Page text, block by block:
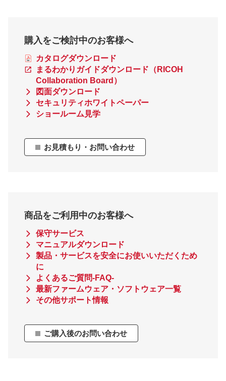
購入をご検討中のお客様へ
カタログダウンロード
まるわかりガイドダウンロード（RICOH
Collaboration Board）
図面ダウンロード
セキュリティホワイトペーパー
ショールーム見学
お見積もり・お問い合わせ
商品をご利用中のお客様へ
保守サービス
マニュアルダウンロード
製品・サービスを安全にお使いいただくため
に
よくあるご質問-FAQ-
最新ファームウェア・ソフトウェア一覧
その他サポート情報
ご購入後のお問い合わせ